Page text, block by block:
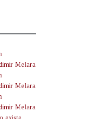
Melara
Melara
Melara